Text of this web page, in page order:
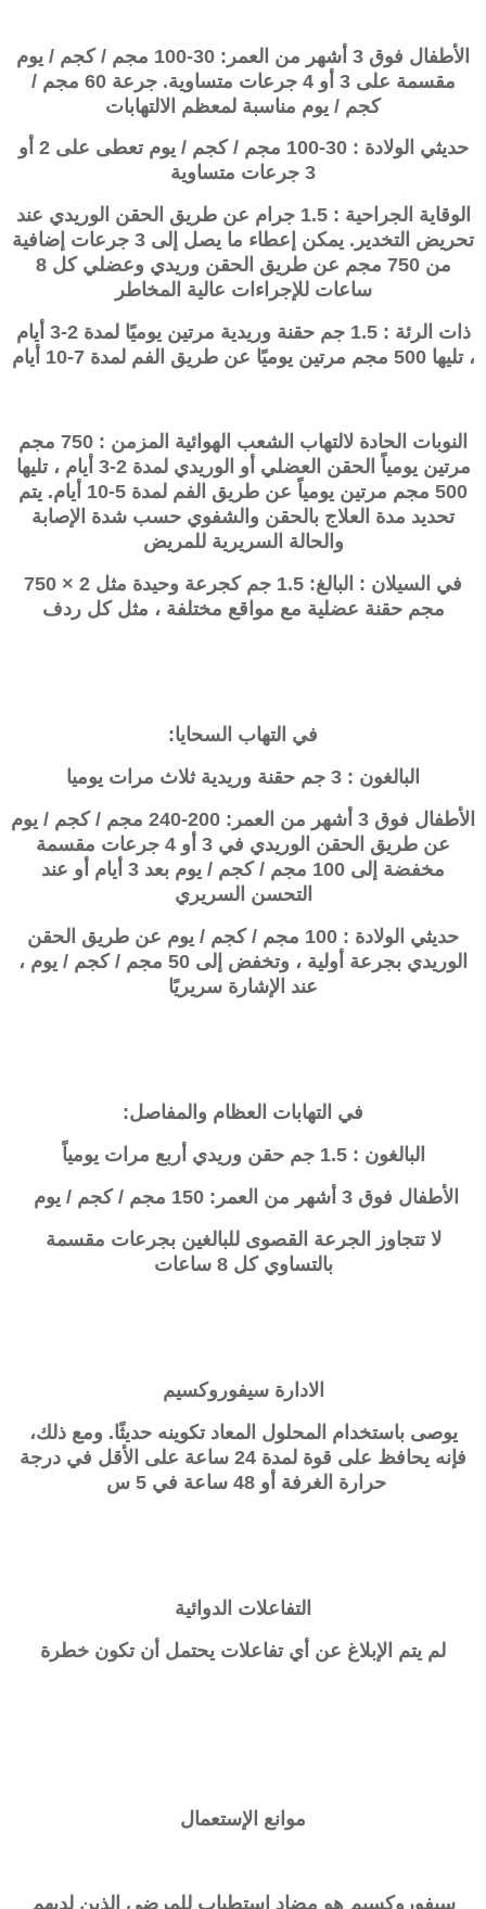
الأطفال فوق 3 أشهر من العمر: 30-100 مجم / كجم / يوم
مقسمة على 3 أو 4 جرعات متساوية. جرعة 60 مجم /
كجم / يوم مناسبة لمعظم الالتهابات
حديثي الولادة : 30-100 مجم / كجم / يوم تعطى على 2 أو
3 جرعات متساوية
الوقاية الجراحية : 1.5 جرام عن طريق الحقن الوريدي عند
تحريض التخدير. يمكن إعطاء ما يصل إلى 3 جرعات إضافية
من 750 مجم عن طريق الحقن وريدي وعضلي كل 8
ساعات للإجراءات عالية المخاطر
ذات الرئة : 1.5 جم حقنة وريدية مرتين يوميًا لمدة 2-3 أيام
، تليها 500 مجم مرتين يوميًا عن طريق الفم لمدة 7-10 أيام
النوبات الحادة لالتهاب الشعب الهوائية المزمن : 750 مجم
مرتين يومياً الحقن العضلي أو الوريدي لمدة 2-3 أيام ، تليها
500 مجم مرتين يومياً عن طريق الفم لمدة 5-10 أيام. يتم
تحديد مدة العلاج بالحقن والشفوي حسب شدة الإصابة
والحالة السريرية للمريض
في السيلان : البالغ: 1.5 جم كجرعة وحيدة مثل 2 × 750
مجم حقنة عضلية مع مواقع مختلفة ، مثل كل ردف
في التهاب السحايا:
البالغون : 3 جم حقنة وريدية ثلاث مرات يوميا
الأطفال فوق 3 أشهر من العمر: 200-240 مجم / كجم / يوم
عن طريق الحقن الوريدي في 3 أو 4 جرعات مقسمة
مخفضة إلى 100 مجم / كجم / يوم بعد 3 أيام أو عند
التحسن السريري
حديثي الولادة : 100 مجم / كجم / يوم عن طريق الحقن
الوريدي بجرعة أولية ، وتخفض إلى 50 مجم / كجم / يوم ،
عند الإشارة سريريًا
في التهابات العظام والمفاصل:
البالغون : 1.5 جم حقن وريدي أربع مرات يومياً
الأطفال فوق 3 أشهر من العمر: 150 مجم / كجم / يوم
لا تتجاوز الجرعة القصوى للبالغين بجرعات مقسمة
بالتساوي كل 8 ساعات
الادارةسيفوروكسيم
يوصى باستخدام المحلول المعاد تكوينه حديثًا. ومع ذلك،
فإنه يحافظ على قوة لمدة 24 ساعة على الأقل في درجة
حرارة الغرفة أو 48 ساعة في 5 س
التفاعلات الدوائية
لم يتم الإبلاغ عن أي تفاعلات يحتمل أن تكون خطرة
موانع الإستعمال
سيفوروكسيم هو مضاد استطباب للمرضى الذين لديهم